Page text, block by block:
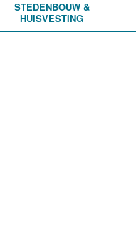
STEDENBOUW &
HUISVESTING